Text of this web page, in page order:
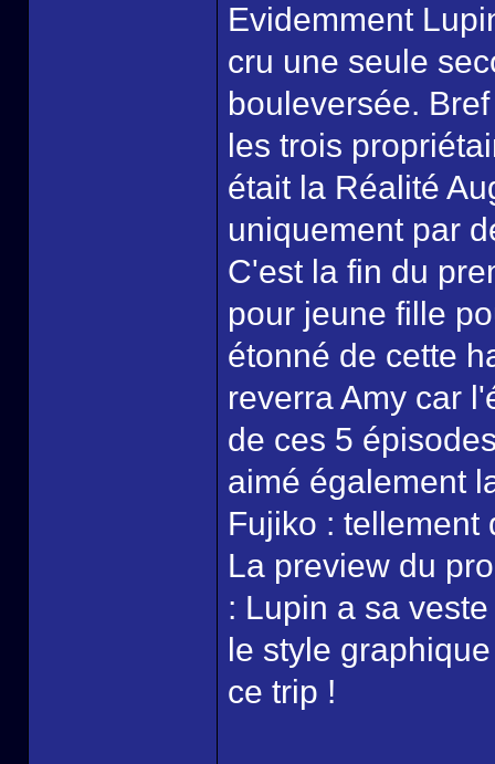
Evidemment
cru une seule
bouleversée.
les trois
était la Réalité
uniquement par
C'est la fin du
pour jeune fille
étonné de cette
reverra Amy car
de ces 5
aimé également
Fujiko : tellement
La preview du
: Lupin a sa
le style
ce trip !